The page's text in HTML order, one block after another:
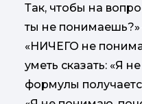
Так, чтобы на
ты не
«НИЧЕГО не
уметь сказать: «Я
формулы